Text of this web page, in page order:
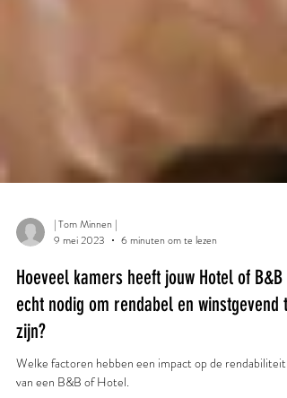
| Tom Minnen |
9 mei 2023
6 minuten om te lezen
Hoeveel kamers heeft jouw Hotel of B&B
echt nodig om rendabel en winstgevend te
zijn?